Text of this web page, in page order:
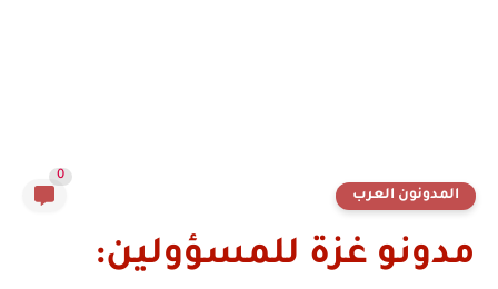
المدونون العرب
0
مدونو غزة للمسؤولين: